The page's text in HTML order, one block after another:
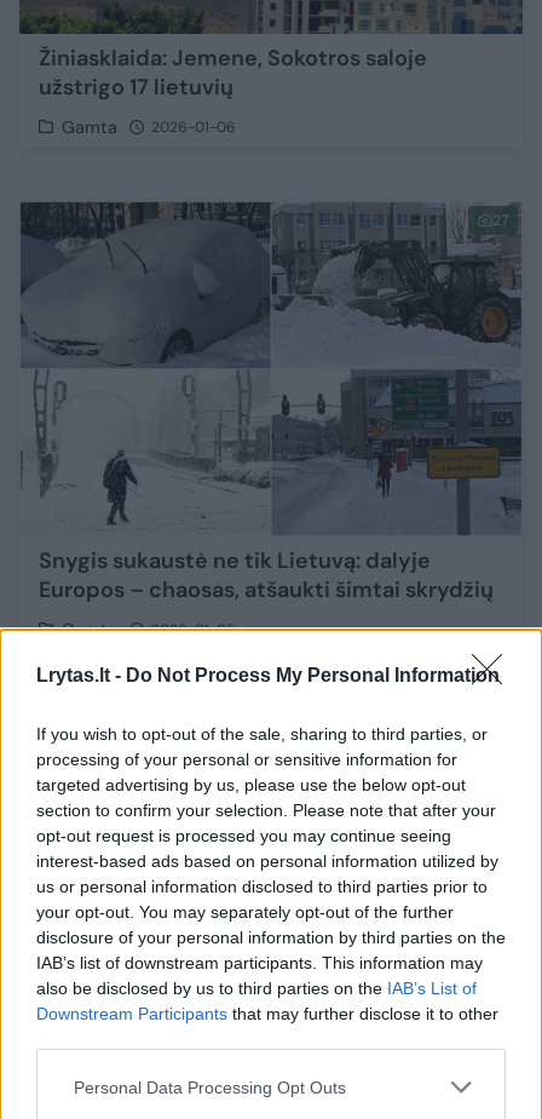
Lrytas.lt - Do Not Process My Personal Information
If you wish to opt-out of the sale, sharing to third parties, or
processing of your personal or sensitive information for
targeted advertising by us, please use the below opt-out
section to confirm your selection. Please note that after your
opt-out request is processed you may continue seeing
interest-based ads based on personal information utilized by
us or personal information disclosed to third parties prior to
your opt-out. You may separately opt-out of the further
disclosure of your personal information by third parties on the
IAB’s list of downstream participants. This information may
also be disclosed by us to third parties on the IAB’s List of
Downstream Participants that may further disclose it to other
Personal Data Processing Opt Outs
Žiniasklaida: Jemene, Sokotros saloje
užstrigo 17 lietuvių
Gamta 2026-01-06
27
Snygis sukaustė ne tik Lietuvą: dalyje
Europos – chaosas, atšaukti šimtai skrydžių
Gamta 2026-01-05